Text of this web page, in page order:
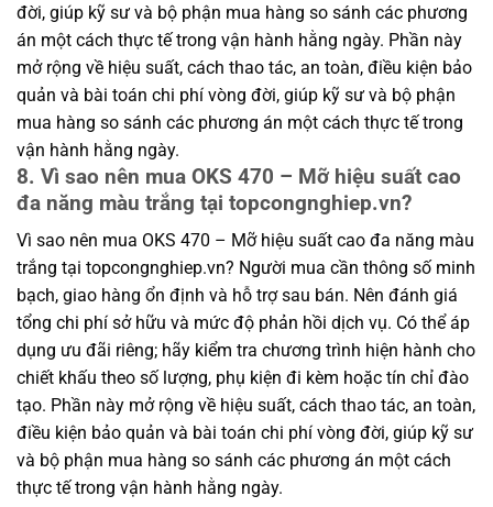
đời, giúp kỹ sư và bộ phận mua hàng so sánh các phương
án một cách thực tế trong vận hành hằng ngày. Phần này
mở rộng về hiệu suất, cách thao tác, an toàn, điều kiện bảo
quản và bài toán chi phí vòng đời, giúp kỹ sư và bộ phận
mua hàng so sánh các phương án một cách thực tế trong
vận hành hằng ngày.
8. Vì sao nên mua OKS 470 – Mỡ hiệu suất cao
đa năng màu trắng tại topcongnghiep.vn?
Vì sao nên mua OKS 470 – Mỡ hiệu suất cao đa năng màu
trắng tại topcongnghiep.vn? Người mua cần thông số minh
bạch, giao hàng ổn định và hỗ trợ sau bán. Nên đánh giá
tổng chi phí sở hữu và mức độ phản hồi dịch vụ. Có thể áp
dụng ưu đãi riêng; hãy kiểm tra chương trình hiện hành cho
chiết khấu theo số lượng, phụ kiện đi kèm hoặc tín chỉ đào
tạo. Phần này mở rộng về hiệu suất, cách thao tác, an toàn,
điều kiện bảo quản và bài toán chi phí vòng đời, giúp kỹ sư
và bộ phận mua hàng so sánh các phương án một cách
thực tế trong vận hành hằng ngày.